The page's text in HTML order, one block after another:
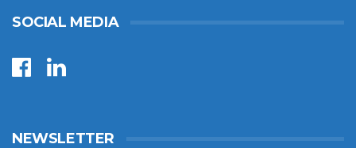
SOCIAL MEDIA
NEWSLETTER